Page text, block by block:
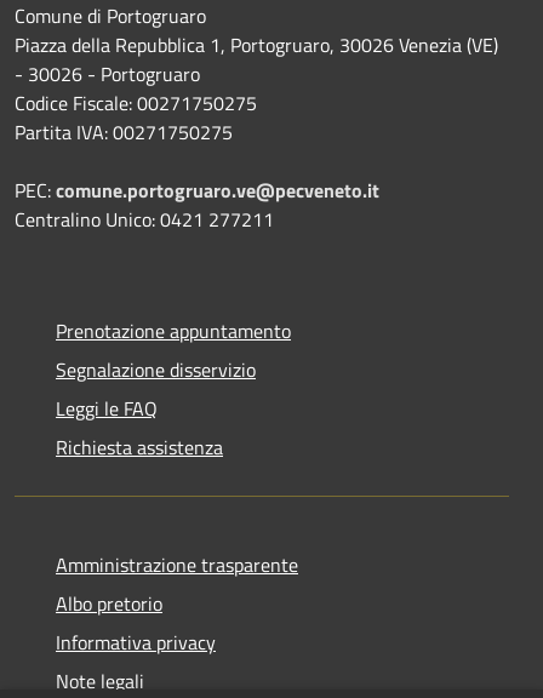
Comune di Portogruaro
Piazza della Repubblica 1, Portogruaro, 30026 Venezia (VE)
- 30026 - Portogruaro
Codice Fiscale: 00271750275
Partita IVA: 00271750275
PEC:comune.portogruaro.ve@pecveneto.it
Centralino Unico: 0421 277211
Prenotazione appuntamento
Segnalazione disservizio
Leggi le FAQ
Richiesta assistenza
Amministrazione trasparente
Albo pretorio
Informativa privacy
Note legali